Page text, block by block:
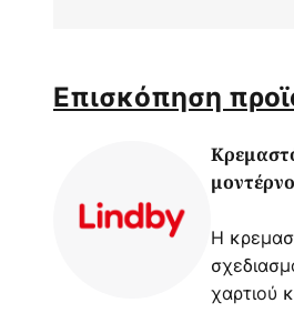
Επισκόπηση
Η
χαρτιού